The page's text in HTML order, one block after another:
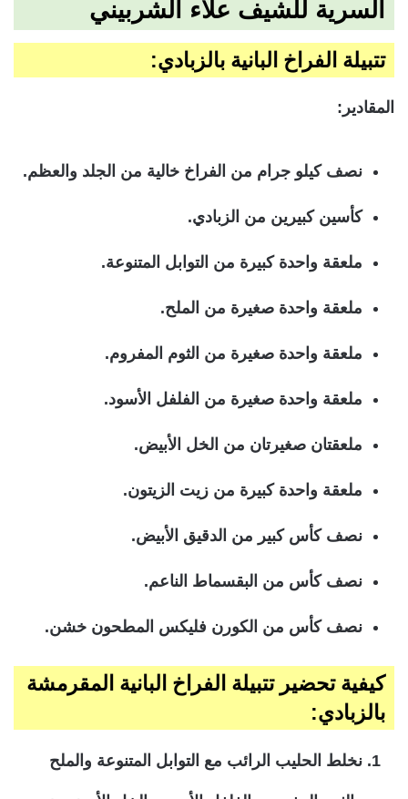
السرية للشيف علاء الشربيني
تتبيلة الفراخ البانية بالزبادي:
المقادير:
نصف كيلو جرام من الفراخ خالية من الجلد والعظم.
كأسين كبيرين من الزبادي.
ملعقة واحدة كبيرة من التوابل المتنوعة.
ملعقة واحدة صغيرة من الملح.
ملعقة واحدة صغيرة من الثوم المفروم.
ملعقة واحدة صغيرة من الفلفل الأسود.
ملعقتان صغيرتان من الخل الأبيض.
ملعقة واحدة كبيرة من زيت الزيتون.
نصف كأس كبير من الدقيق الأبيض.
نصف كأس من البقسماط الناعم.
نصف كأس من الكورن فليكس المطحون خشن.
كيفية تحضير تتبيلة الفراخ البانية المقرمشة
بالزبادي:
نخلط الحليب الرائب مع التوابل المتنوعة والملح